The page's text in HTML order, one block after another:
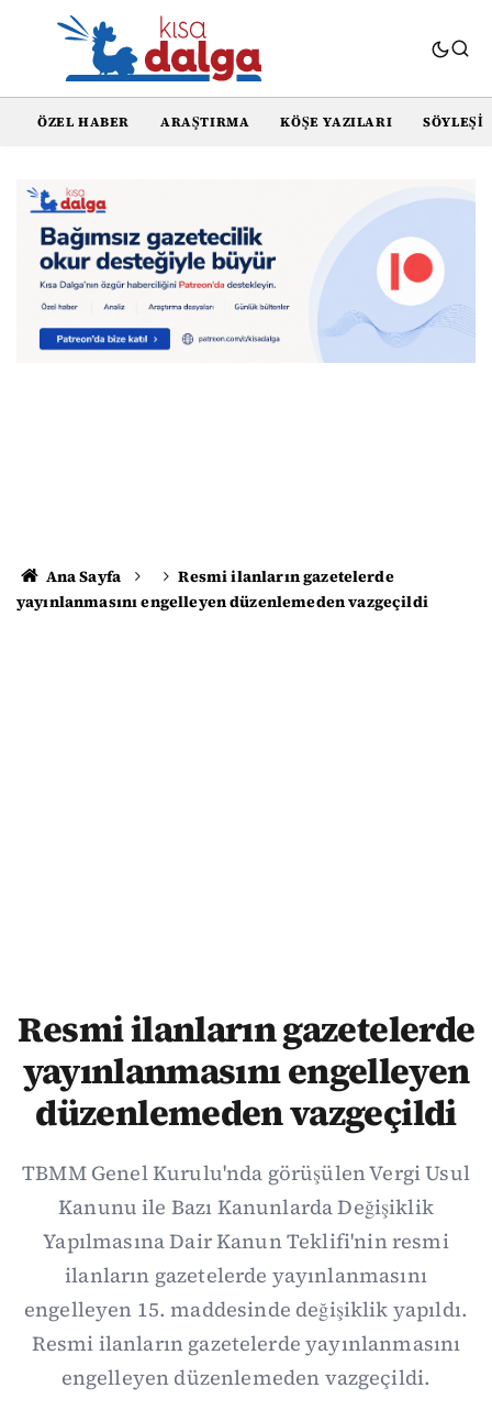
ÖZEL HABER ARAŞTIRMA KÖŞE YAZILARI SÖYLEŞI
Ana Sayfa
Resmi ilanların gazetelerde
yayınlanmasını engelleyen düzenlemeden vazgeçildi
Resmi ilanların gazetelerde
yayınlanmasını engelleyen
düzenlemeden vazgeçildi
TBMM Genel Kurulu'nda görüşülen Vergi Usul
Kanunu ile Bazı Kanunlarda Değişiklik
Yapılmasına Dair Kanun Teklifi'nin resmi
ilanların gazetelerde yayınlanmasını
engelleyen 15. maddesinde değişiklik yapıldı.
Resmi ilanların gazetelerde yayınlanmasını
engelleyen düzenlemeden vazgeçildi.